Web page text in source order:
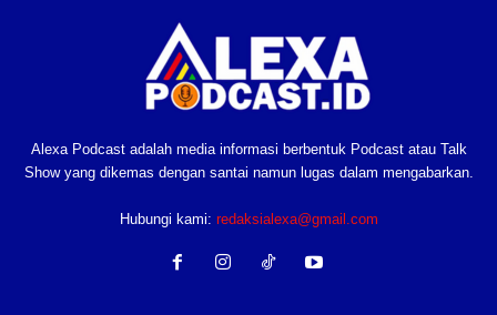
Alexa Podcast adalah media informasi berbentuk Podcast atau Talk
Show yang dikemas dengan santai namun lugas dalam mengabarkan.
Hubungi kami: redaksialexa@gmail.com